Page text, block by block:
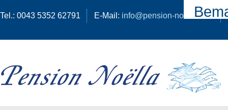
Tel.: 0043 5352 62791 E-Mail: info@pension-noella.com